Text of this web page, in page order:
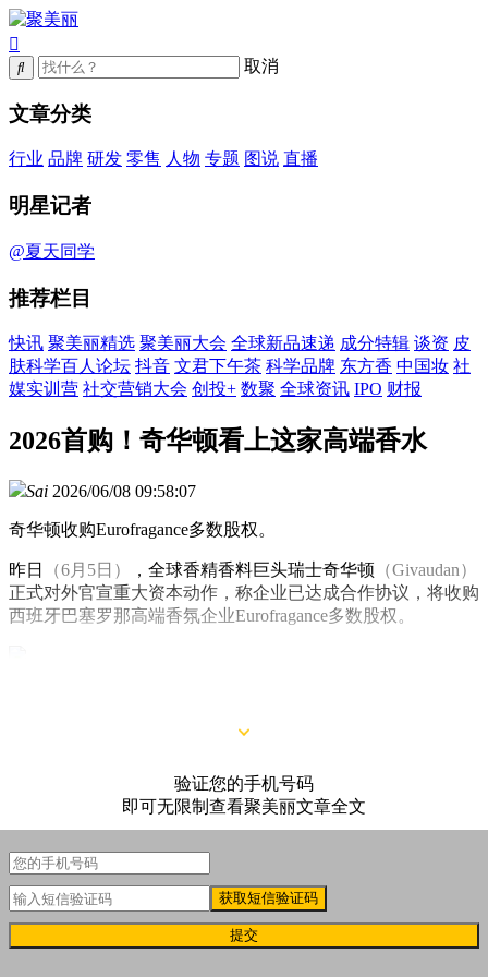
取消
文章分类
行业 品牌 研发 零售 人物 专题 图说 直播
明星记者
@夏天同学
推荐栏目
快讯 聚美丽精选 聚美丽大会 全球新品速递 成分特辑 谈资 皮
肤科学百人论坛 抖音 文君下午茶 科学品牌 东方香 中国妆 社
媒实训营 社交营销大会 创投+ 数聚 全球资讯 IPO 财报
2026首购！奇华顿看上这家高端香水
Sai 2026/06/08 09:58:07
奇华顿收购Eurofragance多数股权。
昨日 （6月5日） ，全球香精香料巨头瑞士奇华顿 （Givaudan）
正式对外官宣重大资本动作，称企业已达成合作协议，将收购
西班牙巴塞罗那高端香氛企业Eurofragance多数股权。
验证您的手机号码
即可无限制查看聚美丽文章全文
获取短信验证码
提交